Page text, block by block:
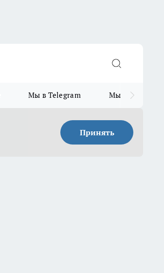
Мы в Telegram Мы в MAX
Принять